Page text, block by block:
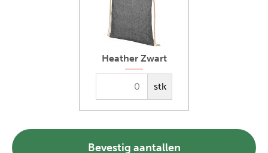
Heather Zwart
stk
Bevestig aantallen